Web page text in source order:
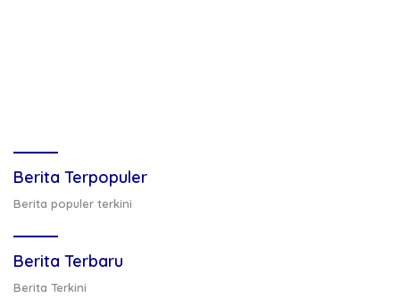
Berita Terpopuler
Berita populer terkini
Berita Terbaru
Berita Terkini